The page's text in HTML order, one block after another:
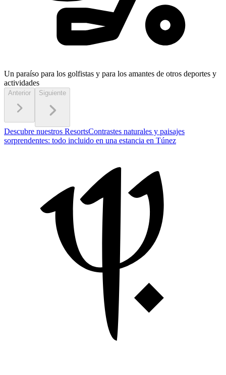
Un paraíso para los golfistas y para los amantes de otros deportes y
actividades
Anterior Siguiente
Descubre nuestros ResortsContrastes naturales y paisajes
sorprendentes: todo incluido en una estancia en Túnez